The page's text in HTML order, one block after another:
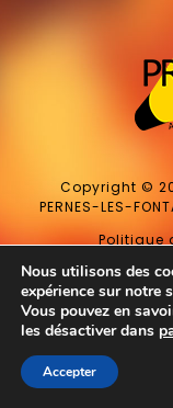
Copyright ©
PERNES-LES-
Politique
Nous utilisons des
expérience sur notre
Vous pouvez en
les désactiver dans
Accepter